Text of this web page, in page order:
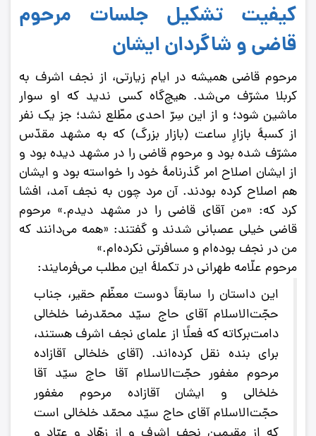
کیفیت تشکیل جلسات مرحوم
قاضی و شاگردان ایشان
مرحوم قاضى همیشه در ایام زیارتى، از نجف اشرف به
كربلا مشرّف مى‌شد. هیچ‌گاه كسى ندید كه او سوار
ماشین شود؛ و از این سِرّ احدى مطّلع نشد؛ جز یك نفر
از كسبۀ بازارِ ساعت (بازار بزرگ) كه به مشهد مقدّس
مشرّف شده بود و مرحوم قاضى را در مشهد دیده بود و
از ایشان اصلاح امر گذرنامۀ خود را خواسته بود و ایشان
هم اصلاح كرده بودند. آن مرد چون به نجف آمد، افشا
كرد كه: «من آقاى قاضى را در مشهد دیدم.» مرحوم
قاضى خیلى عصبانى شدند و گفتند: «همه مى‌دانند كه
من در نجف بوده‌ام و مسافرتى نكرده‌ام.»
مرحوم علّامه طهرانی در تکملۀ این مطلب می‌فرمایند:
اين داستان را سابقاً دوست معظّم حقير، جناب
حجّت‌الاسلام آقاى حاج سيّد محمّدرضا خلخالى
دامت‌برکاته که فعلًا از علماى نجف اشرف هستند،
برای بنده نقل کرده‌اند. (آقاى خلخالى آقا‌زاده
مرحوم مغفور حجّت‌الاسلام آقا حاج سيّد آقا
خلخالى و ايشان آقازاده مرحوم مغفور
حجّت‌الاسلام آقاى حاج سيّد محمّد خلخالى است